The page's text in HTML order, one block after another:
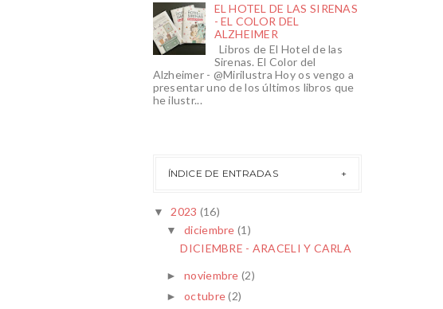
EL HOTEL DE LAS SIRENAS
- EL COLOR DEL
ALZHEIMER
Libros de El Hotel de las
Sirenas. El Color del
Alzheimer - @Mirilustra Hoy os vengo a
presentar uno de los últimos libros que
he ilustr...
ÍNDICE DE ENTRADAS
▼ 2023 (16)
▼diciembre (1)
DICIEMBRE - ARACELI Y CARLA
►noviembre (2)
►octubre(2)